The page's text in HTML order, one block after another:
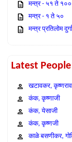
मन्त्र - ५१ ते १००
मन्त्र - १ ते ५०
मन्त्र प्रतिलोम
Latest People
खटावकर, कृष्णराव
कंक, कृष्णाजी
कंक, येसाजी
कंक, कृष्णजी
काळे बसणीकर,